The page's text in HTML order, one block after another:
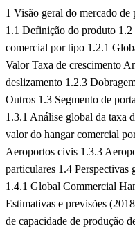
1 Visão geral do mercado de
1.1 Definição do produto 1.2
comercial por tipo 1.2.1
Valor Taxa de crescimento
deslizamento 1.2.3
Outros 1.3 Segmento de
1.3.1 Análise global da taxa
valor do hangar comercial
Aeroportos civis 1.3.3
particulares 1.4 Perspectivas
1.4.1 Global Commercial
Estimativas e previsões
de capacidade de produção